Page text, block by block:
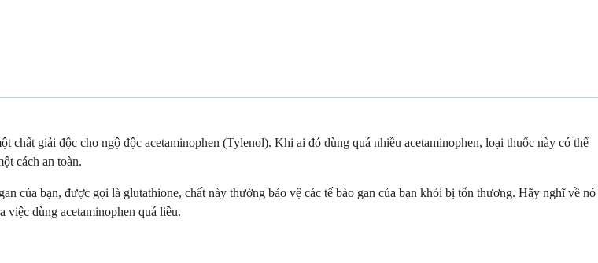
giải độc cho ngộ độc acetaminophen (Tylenol). Khi ai đó dùng quá nhiều acetaminophen, loại thuốc này có thể
cách an toàn.
của bạn, được gọi là glutathione, chất này thường bảo vệ các tế bào gan của bạn khỏi bị tổn thương. Hãy nghĩ về nó
việc dùng acetaminophen quá liều.